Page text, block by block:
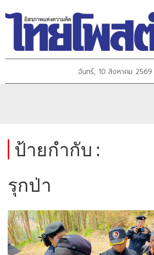
จันทร์, 10 สิงหาคม 2569
ป้ายกำกับ :
รุกป่า